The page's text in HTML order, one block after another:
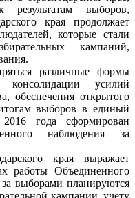
выборов,
края продолжает
которые стали
кампаний,
различные формы
консолидации усилий
обеспечения открытого
выборов в единый
года сформирован
наблюдения за
края выражает
работы Объединенного
выборами планируются
кампании, учету